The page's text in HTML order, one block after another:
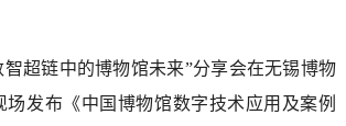
智超链中的博物馆未来”分享会在无锡博物
场发布《中国博物馆数字技术应用及案例